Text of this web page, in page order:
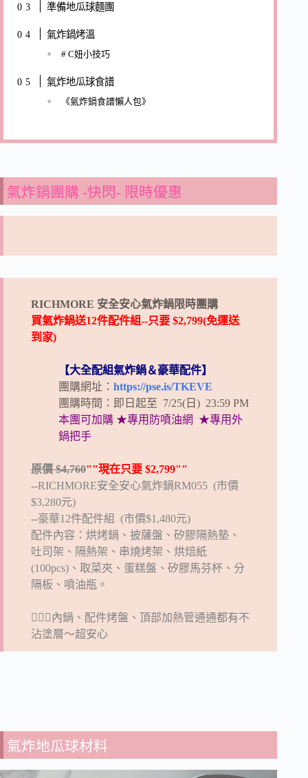
準備地瓜球麵團
氣炸鍋烤溫
# C妞小技巧
氣炸地瓜球食譜
《氣炸鍋食譜懶人包》
氣炸鍋團購 -快閃- 限時優惠
RICHMORE 安全安心氣炸鍋限時團購
買氣炸鍋送12件配件組--只要 $2,799(免運送
到家)
【大全配組氣炸鍋＆豪華配件】
團購網址： https://pse.is/TKEVE
團購時間：即日起至 7/25(日) 23:59 PM
本團可加購 ★專用防噴油網 ★專用外
鍋把手
原價 $4,760""現在只要 $2,799""
--RICHMORE安全安心氣炸鍋RM055 (市價
$3,280元)
--豪華12件配件組 (市價$1,480元)
配件內容：烘烤鍋、披薩盤、矽膠隔熱墊、
吐司架、隔熱架、串燒烤架、烘焙紙
(100pcs)、取菜夾、蛋糕盤、矽膠馬芬杯、分
隔板、噴油瓶。
💁🏻‍♀️ 內鍋、配件烤盤、頂部加熱管通通都有不
沾塗層～超安心
氣炸地瓜球材料